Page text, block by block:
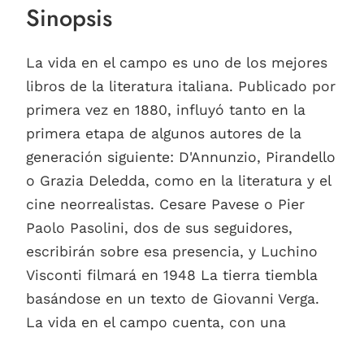
Sinopsis
La vida en el campo es uno de los mejores
libros de la literatura italiana. Publicado por
primera vez en 1880, influyó tanto en la
primera etapa de algunos autores de la
generación siguiente: D'Annunzio, Pirandello
o Grazia Deledda, como en la literatura y el
cine neorrealistas. Cesare Pavese o Pier
Paolo Pasolini, dos de sus seguidores,
escribirán sobre esa presencia, y Luchino
Visconti filmará en 1948 La tierra tiembla
basándose en un texto de Giovanni Verga.
La vida en el campo cuenta, con una